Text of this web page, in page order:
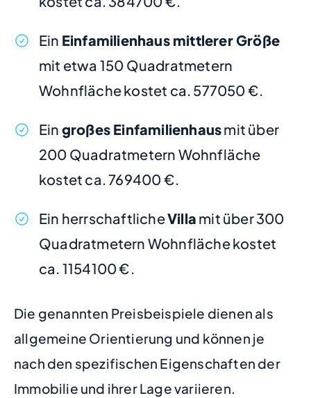
Ein Einfamilienhaus mittlerer Größe
mit etwa 150 Quadratmetern
Wohnfläche kostet ca. 577050 €.
Ein großes Einfamilienhausmit über
200 Quadratmetern Wohnfläche
kostet ca. 769400 €.
Ein herrschaftlicheVilla mit über 300
Quadratmetern Wohnfläche kostet
ca. 1154100 €.
Die genannten Preisbeispiele dienen als
allgemeine Orientierung und können je
nach den spezifischen Eigenschaften der
Immobilie und ihrer Lage variieren.